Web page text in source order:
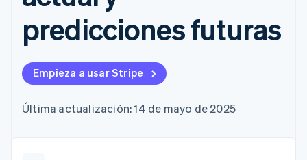
Authorization
Optimizaciones
de aceptación
Proceso de
compra
contable
Stripe Sigma
personalizados
Data Pipeline
de datos
Gestión del dinero
Plataformas
SaaS
Gestionar
suscripciones
Ofrecer cobro por
respaldadas por
monedas estables
servicios con agentes
Empresa
Hoja de ruta del
producto
Sessions
Empleos
Stripe Press
predicciones futuras
Empieza a usar Stripe
Última actualización: 14 de mayo de 2025